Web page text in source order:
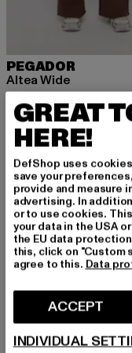
PEGADOR
Altea Wide
Ajankohtainen hinta:
-12%
GREAT
HERE!
DefShop uses
save your
provide and measure
advertising. In
or to use cookies.
your data in the USA
the EU data
this, click on "Custom
agree to this. Data
ACCEPT
INDIVIDUAL